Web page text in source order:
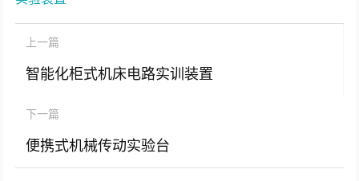
上一篇
智能化柜式机床电路实训装置
下一篇
便携式机械传动实验台